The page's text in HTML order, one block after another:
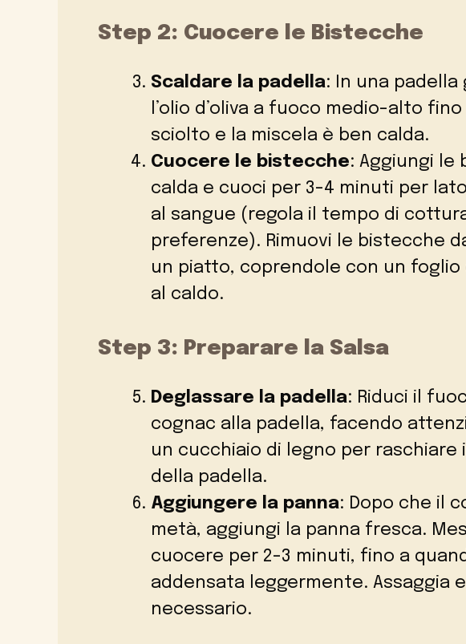
Step 2: Cuocere le Bistecche
Scaldare la padella: In una
l’olio d’oliva a fuoco medio-alto
sciolto e la miscela è ben calda.
Cuocere le bistecche: Aggiungi le
calda e cuoci per 3-4 minuti per
al sangue (regola il tempo di
preferenze). Rimuovi le bistecche
un piatto, coprendole con un
al caldo.
Step 3: Preparare la Salsa
Deglassare la padella: Riduci il
cognac alla padella, facendo
un cucchiaio di legno per raschiare
della padella.
Aggiungere la panna: Dopo che il
metà, aggiungi la panna fresca.
cuocere per 2-3 minuti, fino a
addensata leggermente. Assaggia
necessario.